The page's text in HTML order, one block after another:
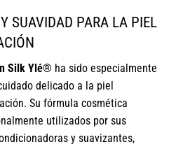
SUAVIDAD PARA LA PIEL
Silk Ylé® ha sido especialmente
delicado a la piel
Su fórmula cosmética
utilizados por sus
y suavizantes,